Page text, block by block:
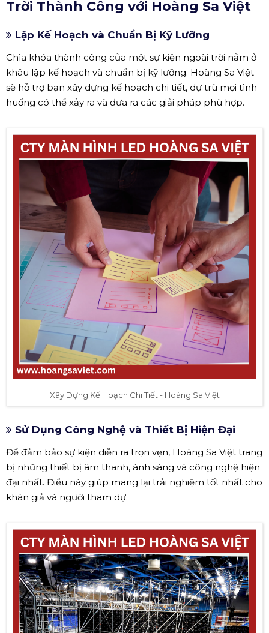
Trời Thành Công với Hoàng Sa Việt
Lập Kế Hoạch và Chuẩn Bị Kỹ Lưỡng
Chìa khóa thành công của một sự kiện ngoài trời nằm ở
khâu lập kế hoạch và chuẩn bị kỹ lưỡng. Hoàng Sa Việt
sẽ hỗ trợ bạn xây dựng kế hoạch chi tiết, dự trù mọi tình
huống có thể xảy ra và đưa ra các giải pháp phù hợp.
Xây Dựng Kế Hoạch Chi Tiết - Hoàng Sa Việt
Sử Dụng Công Nghệ và Thiết Bị Hiện Đại
Để đảm bảo sự kiện diễn ra trọn vẹn, Hoàng Sa Việt trang
bị những thiết bị âm thanh, ánh sáng và công nghệ hiện
đại nhất. Điều này giúp mang lại trải nghiệm tốt nhất cho
khán giả và người tham dự.